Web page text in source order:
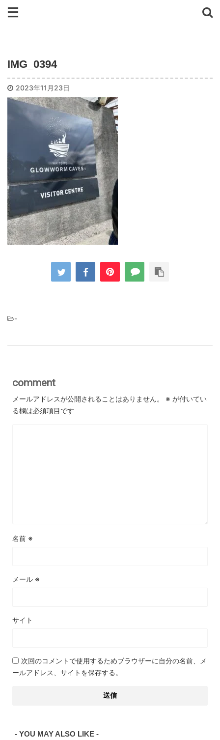
IMG_0394
2023年11月23日
-
comment
メールアドレスが公開されることはありません。 ※ が付いてい
る欄は必須項目です
名前 ※
メール ※
サイト
次回のコメントで使用するためブラウザーに自分の名前、メ
ールアドレス、サイトを保存する。
- YOU MAY ALSO LIKE -